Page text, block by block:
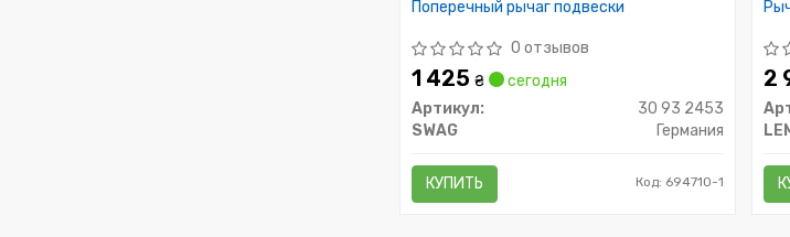
Поперечный рычаг подвески
0 отзывов
1 425 ₴
сегодня
Артикул:
30 93 2453
SWAG
Германия
КУПИТЬ Код: 694710-1
2